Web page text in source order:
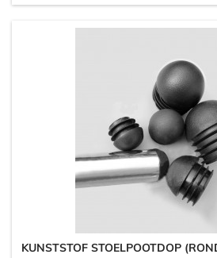
KUNSTSTOF STOELPOOTDOP